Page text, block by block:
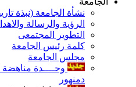
نشأة الجامعة (نبذة
الرؤية والرسالة
التطوير المجتمعى
كلمة رئيس الجامعة
مجلس الجامعة
وحــــدة
دمنهور